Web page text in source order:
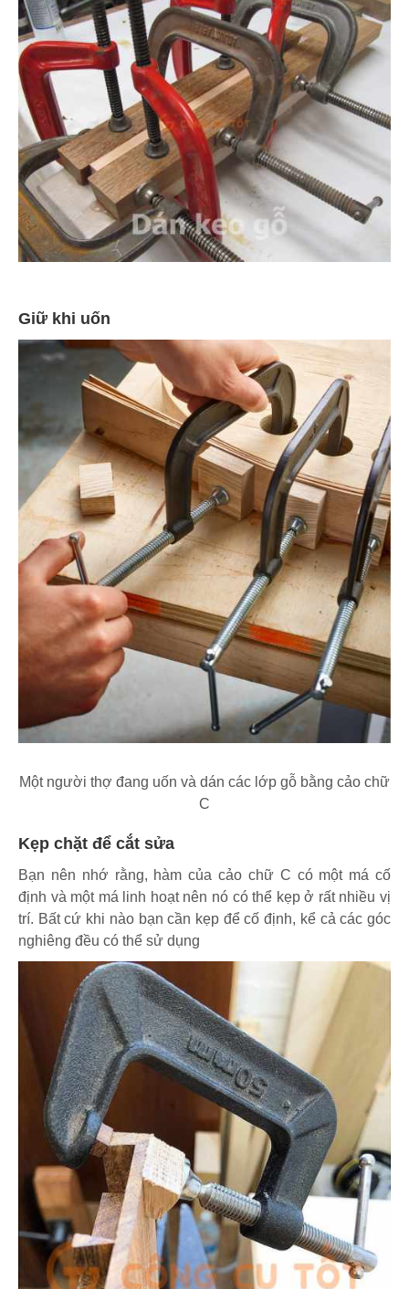
Giữ khi uốn
Một người thợ đang uốn và dán các lớp gỗ bằng cảo chữ
C
Kẹp chặt để cắt sửa
Bạn nên nhớ rằng, hàm của cảo chữ C có một má cố
định và một má linh hoạt nên nó có thể kẹp ở rất nhiều vị
trí. Bất cứ khi nào bạn cần kẹp để cố định, kể cả các góc
nghiêng đều có thể sử dụng